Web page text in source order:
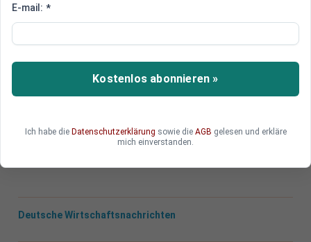
Dienst im Altenheim
Gericht verurteilt Berlusconi zu
einem Jahr Sozialdienst
Der frühere italienische Premier Silvio Berlusconi
Zudem verhängte das Mailänder Gericht
Deutsche Wirtschaftsnachrichten
E-mail: *
Kostenlos abonnieren »
Ich habe die Datenschutzerklärung sowie die AGB gelesen und erkläre
mich einverstanden.